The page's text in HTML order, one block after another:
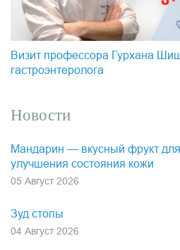
Визит профессора Гурхана
гастроэнтеролога
Новости
Мандарин — вкусный фрукт
улучшения состояния кожи
05 Август 2026
Зуд стопы
04 Август 2026